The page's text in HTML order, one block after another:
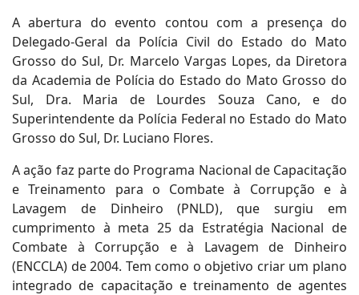
A abertura do evento contou com a presença do
Delegado-Geral da Polícia Civil do Estado do Mato
Grosso do Sul, Dr. Marcelo Vargas Lopes, da Diretora
da Academia de Polícia do Estado do Mato Grosso do
Sul, Dra. Maria de Lourdes Souza Cano, e do
Superintendente da Polícia Federal no Estado do Mato
Grosso do Sul, Dr. Luciano Flores.
A ação faz parte do Programa Nacional de Capacitação
e Treinamento para o Combate à Corrupção e à
Lavagem de Dinheiro (PNLD), que surgiu em
cumprimento à meta 25 da Estratégia Nacional de
Combate à Corrupção e à Lavagem de Dinheiro
(ENCCLA) de 2004. Tem como o objetivo criar um plano
integrado de capacitação e treinamento de agentes